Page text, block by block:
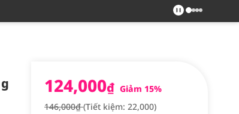
124,000₫ Giảm 15%
146,000₫(Tiết kiệm: 22,000)